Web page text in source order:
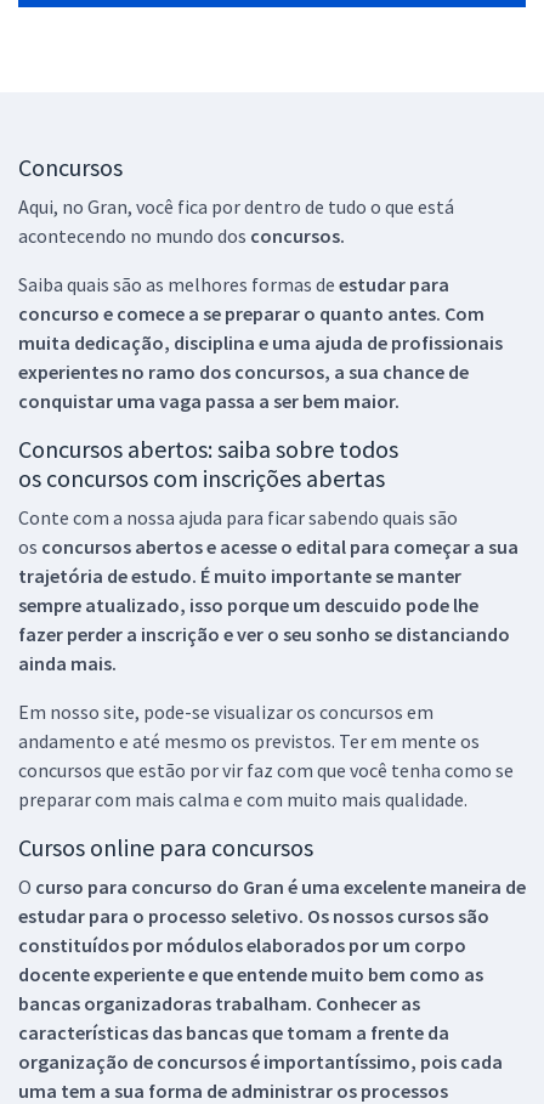
Concursos
Aqui, no Gran, você fica por dentro de tudo o que está
acontecendo no mundo dos concursos.
Saiba quais são as melhores formas de estudar para
concurso e comece a se preparar o quanto antes. Com
muita dedicação, disciplina e uma ajuda de profissionais
experientes no ramo dos concursos, a sua chance de
conquistar uma vaga passa a ser bem maior.
Concursos abertos: saiba sobre todos
os concursos com inscrições abertas
Conte com a nossa ajuda para ficar sabendo quais são
os concursos abertos e acesse o edital para começar a sua
trajetória de estudo. É muito importante se manter
sempre atualizado, isso porque um descuido pode lhe
fazer perder a inscrição e ver o seu sonho se distanciando
ainda mais.
Em nosso site, pode-se visualizar os concursos em
andamento e até mesmo os previstos. Ter em mente os
concursos que estão por vir faz com que você tenha como se
preparar com mais calma e com muito mais qualidade.
Cursos online para concursos
O curso para concurso do Gran é uma excelente maneira de
estudar para o processo seletivo. Os nossos cursos são
constituídos por módulos elaborados por um corpo
docente experiente e que entende muito bem como as
bancas organizadoras trabalham. Conhecer as
características das bancas que tomam a frente da
organização de concursos é importantíssimo, pois cada
uma tem a sua forma de administrar os processos